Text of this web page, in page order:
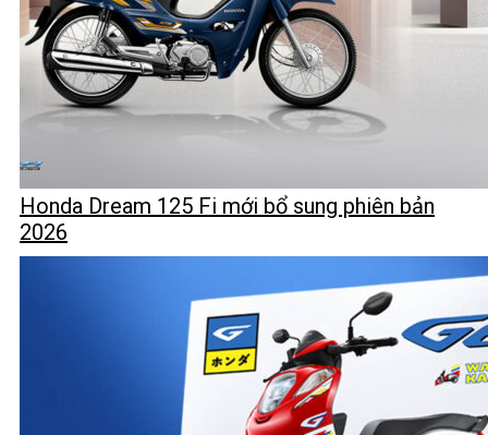
Honda Dream 125 Fi mới bổ sung phiên bản
2026